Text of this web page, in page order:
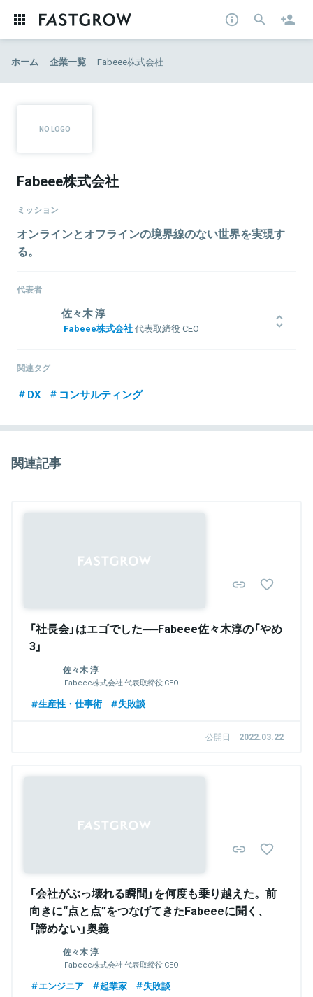
ホーム 企業一覧 Fabeee株式会社
Fabeee株式会社
ミッション
オンラインとオフラインの境界線のない世界を実現す
る。
代表者
佐々木 淳
Fabeee株式会社代表取締役 CEO
社の営業部門に配属されたことを機に、まずはトップセールスの道
いてトップセールスになり、MVP賞を受賞。
ェクトを企画・参画する。そこでは、多くの転職希望者支援する事
その後、WEB業界に特化した人材紹介の企画・立上げを行う事業を
関連タグ
DX コンサルティング
関連記事
「社長会」はエゴでした──Fabeee佐々木淳の「やめ
3」
佐々木 淳
Fabeee株式会社 代表取締役 CEO
生産性・仕事術 失敗談
公開日 2022.03.22
「会社がぶっ壊れる瞬間」を何度も乗り越えた。前
向きに“点と点”をつなげてきたFabeeeに聞く、
「諦めない」奥義
佐々木 淳
Fabeee株式会社 代表取締役 CEO
エンジニア 起業家 失敗談